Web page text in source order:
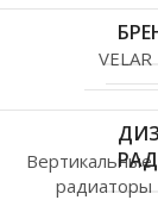
VELAR
Вертикальные
радиаторы